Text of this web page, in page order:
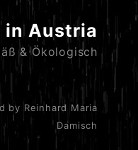
in Austria
& Ökologisch
by Reinhard Maria
Damisch